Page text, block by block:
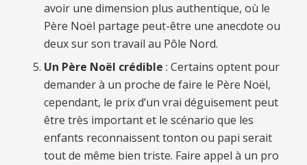
avoir une dimension plus authentique, où le
Père Noël partage peut-être une anecdote ou
deux sur son travail au Pôle Nord.
Un Père Noël crédible : Certains optent pour
demander à un proche de faire le Père Noël,
cependant, le prix d’un vrai déguisement peut
être très important et le scénario que les
enfants reconnaissent tonton ou papi serait
tout de même bien triste. Faire appel à un pro